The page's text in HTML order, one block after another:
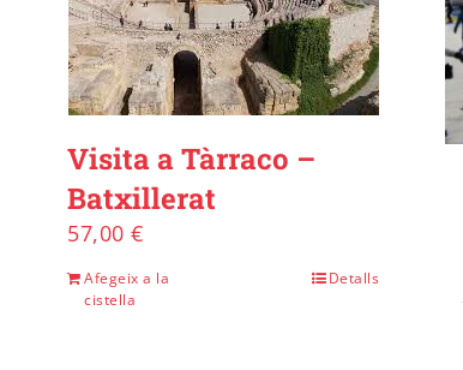
Visita a Tàrraco –
Batxillerat
57,00 €
Afegeix a la
cistella
Detalls